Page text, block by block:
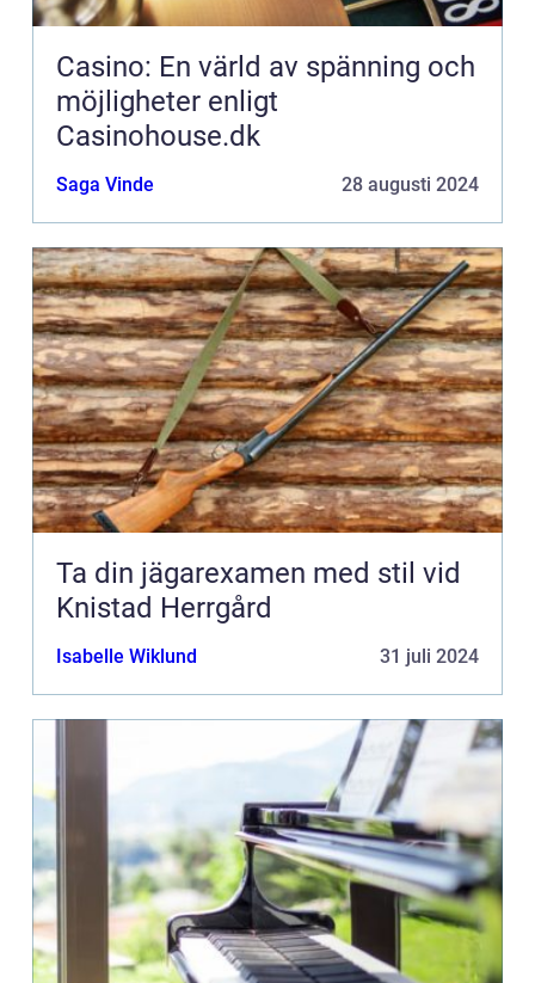
Casino: En värld av spänning och
möjligheter enligt
Casinohouse.dk
Saga Vinde 28 augusti 2024
Ta din jägarexamen med stil vid
Knistad Herrgård
Isabelle Wiklund 31 juli 2024